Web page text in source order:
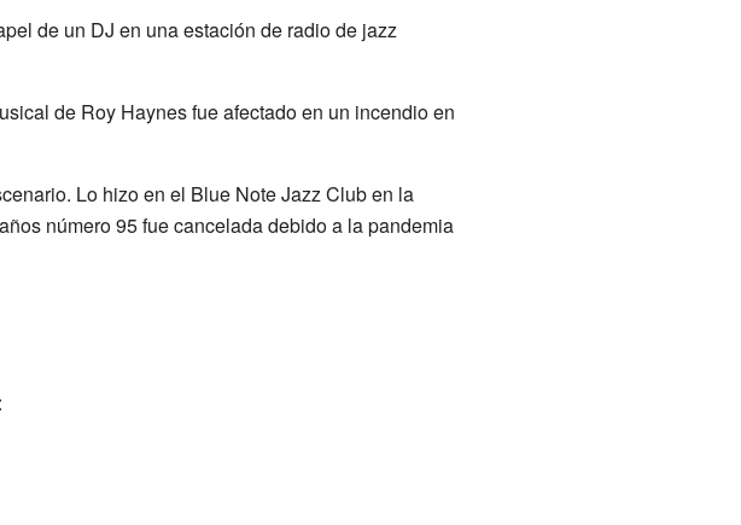
de un DJ en una estación de radio de jazz
de Roy Haynes fue afectado en un incendio en
Lo hizo en el Blue Note Jazz Club en la
número 95 fue cancelada debido a la pandemia